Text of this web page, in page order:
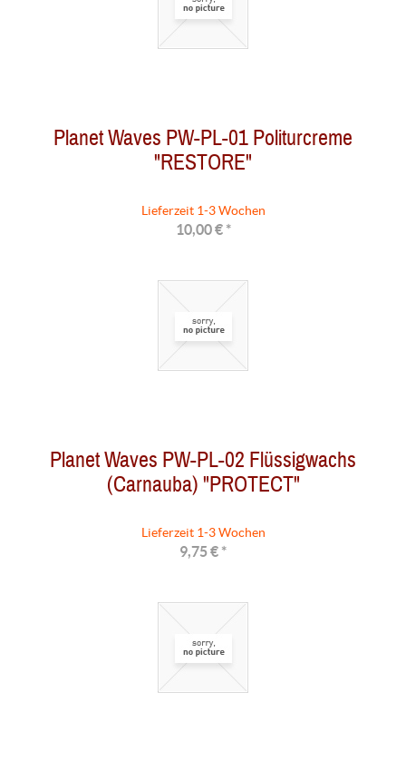
Planet Waves PW-PL-01 Politurcreme
"RESTORE"
Lieferzeit 1-3 Wochen
10,00 € *
Planet Waves PW-PL-02 Flüssigwachs
(Carnauba) "PROTECT"
Lieferzeit 1-3 Wochen
9,75 € *